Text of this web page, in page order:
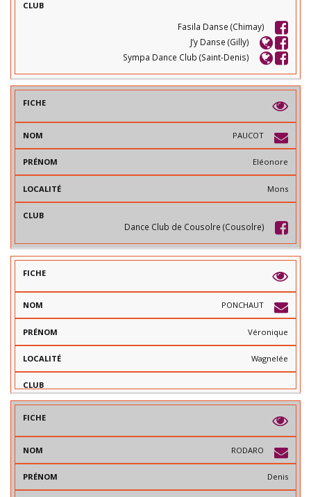
Fasila Danse (Chimay)
J’y Danse (Gilly)
Sympa Dance Club (Saint-Denis)
PAUCOT
Eléonore
Mons
Dance Club de Cousolre (Cousolre)
PONCHAUT
Véronique
Wagnelée
RODARO
Denis